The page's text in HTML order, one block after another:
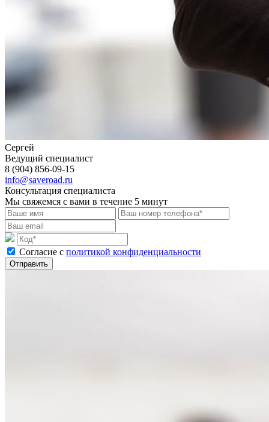
Сергей
Ведущий специалист
8 (904) 856-09-15
info@saveroad.ru
Консультация специалиста
Мы свяжемся с вами в течение 5 минут
Cогласие с политикой конфиденциальности
Отправить